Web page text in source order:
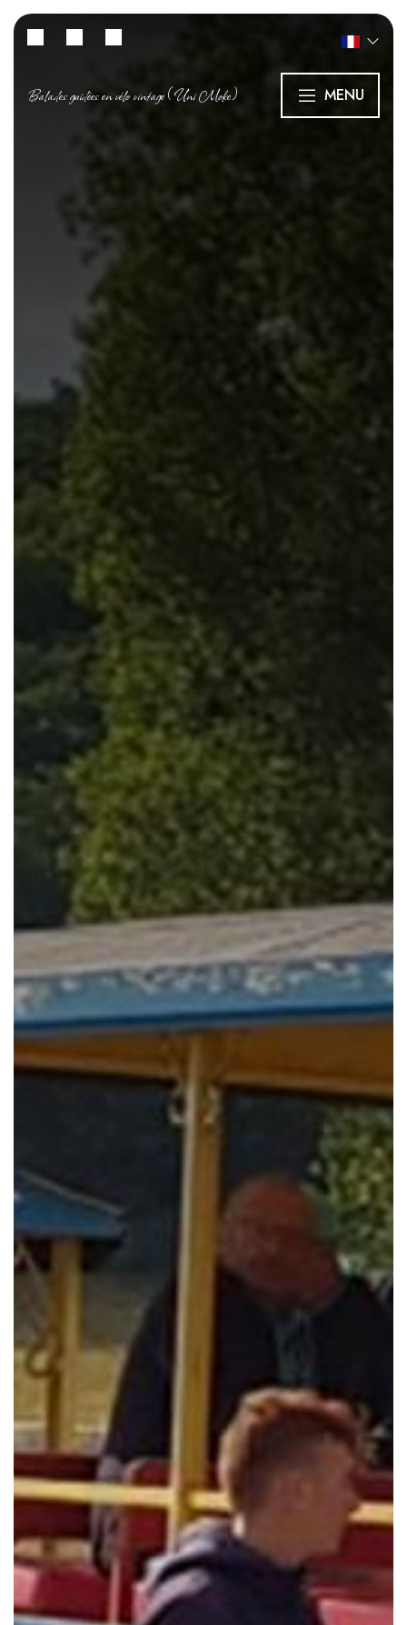
Balades guidées en vélo vintage (Uni Moke) MENU